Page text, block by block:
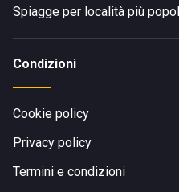
Spiagge per località più
Condizioni
Cookie policy
Privacy policy
Termini e condizioni